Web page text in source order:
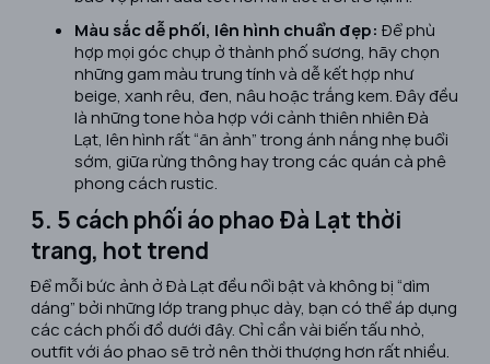
Màu sắc dễ phối, lên hình chuẩn đẹp: Để phù
hợp mọi góc chụp ở thành phố sương, hãy chọn
những gam màu trung tính và dễ kết hợp như
beige, xanh rêu, đen, nâu hoặc trắng kem. Đây đều
là những tone hòa hợp với cảnh thiên nhiên Đà
Lạt, lên hình rất “ăn ảnh” trong ánh nắng nhẹ buổi
sớm, giữa rừng thông hay trong các quán cà phê
phong cách rustic.
5. 5 cách phối áo phao Đà Lạt thời
trang, hot trend
Để mỗi bức ảnh ở Đà Lạt đều nổi bật và không bị “dìm
dáng” bởi những lớp trang phục dày, bạn có thể áp dụng
các cách phối đồ dưới đây. Chỉ cần vài biến tấu nhỏ,
outfit với áo phao sẽ trở nên thời thượng hơn rất nhiều.